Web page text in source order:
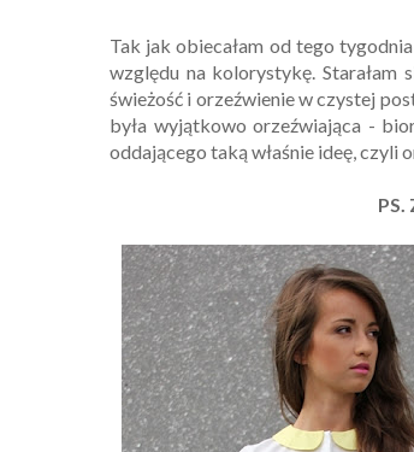
Tak jak obiecałam od tego
względu na kolorystykę. Starałam
świeżość i orzeźwienie w czystej
była wyjątkowo orzeźwiająca -
oddającego taką właśnie ideę, czyli